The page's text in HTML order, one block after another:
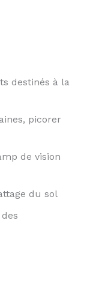
destinés à la
picorer
de vision
du sol